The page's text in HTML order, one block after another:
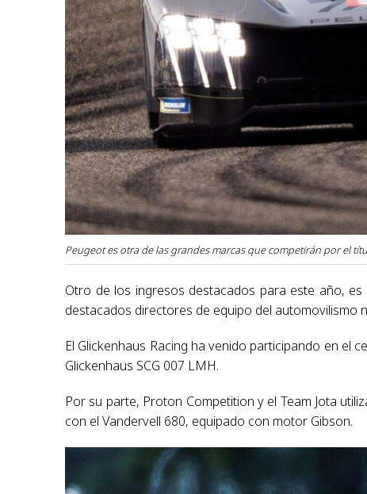
Peugeot es otra de las grandes marcas que competirán por el
Otro de los ingresos destacados para este año,
destacados directores de equipo del automovilismo
El Glickenhaus Racing ha venido participando en el
Glickenhaus SCG 007 LMH.
Por su parte, Proton Competition y el Team Jota
con el Vandervell 680, equipado con motor Gibson.